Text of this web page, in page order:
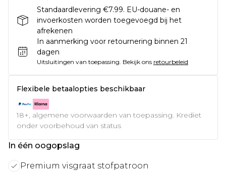
Standaardlevering €7.99. EU-douane- en
invoerkosten worden toegevoegd bij het
afrekenen
In aanmerking voor retournering binnen 21
dagen
Uitsluitingen van toepassing. Bekijk ons retourbeleid
Flexibele betaalopties beschikbaar
18+, algemene voorwaarden van toepassing. Krediet
onder voorbehoud van status
In één oogopslag
Premium visgraat stofpatroon